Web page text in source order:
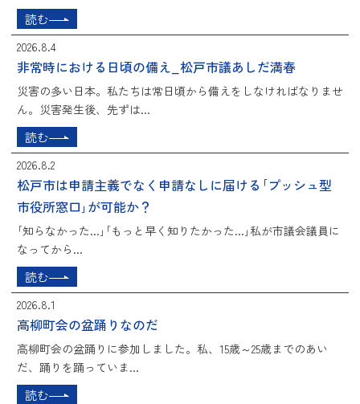
読む
2026.8.4
非常時における日頃の備え_松戸市議あしだ満春
災害の多い日本。私たちは常日頃から備えをしなければなりませ
ん。災害発生後、先ずは...
読む
2026.8.2
松戸市は申請主義でなく申請なしに届ける｢プッシュ型
市役所窓口｣が可能か？
｢知らなかった...｣｢もっと早く知りたかった...｣私が市議会議員に
なってから...
読む
2026.8.1
高柳町会の盆踊りなのだ
高柳町会の盆踊りに参加しました。私、15歳～25歳までのあい
だ、踊りを踊っていま...
読む